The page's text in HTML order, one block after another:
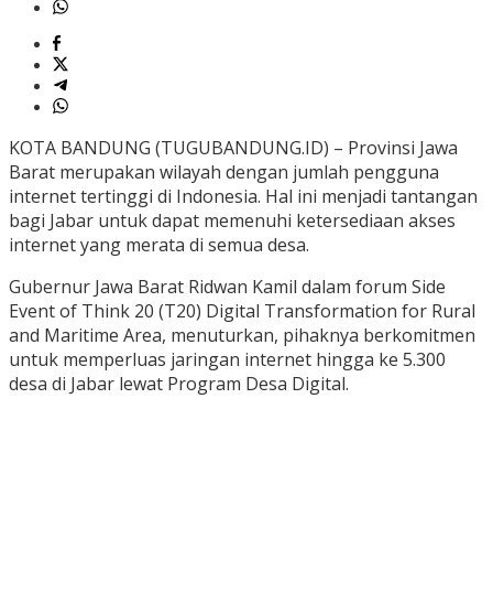
KOTA BANDUNG (TUGUBANDUNG.ID) – Provinsi Jawa
Barat merupakan wilayah dengan jumlah pengguna
internet tertinggi di Indonesia. Hal ini menjadi tantangan
bagi Jabar untuk dapat memenuhi ketersediaan akses
internet yang merata di semua desa.
Gubernur Jawa Barat Ridwan Kamil dalam forum Side
Event of Think 20 (T20) Digital Transformation for Rural
and Maritime Area, menuturkan, pihaknya berkomitmen
untuk memperluas jaringan internet hingga ke 5.300
desa di Jabar lewat Program Desa Digital.